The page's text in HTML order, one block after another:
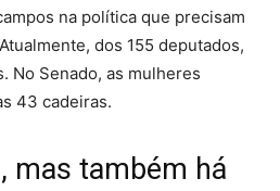
na política que precisam
dos 155 deputados,
No Senado, as mulheres
43 cadeiras.
mas também há